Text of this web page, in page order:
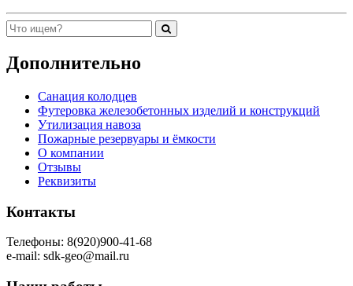
Дополнительно
Санация колодцев
Футеровка железобетонных изделий и конструкций
Утилизация навоза
Пожарные резервуары и ёмкости
О компании
Отзывы
Реквизиты
Контакты
Телефоны: 8(920)900-41-68
e-mail: sdk-geo@mail.ru